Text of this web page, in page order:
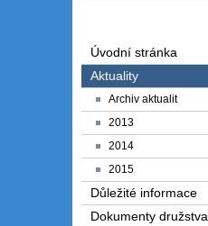
Úvodní stránka
Aktuality
Archiv aktualit
2013
2014
2015
Důležité informace
Dokumenty družstva